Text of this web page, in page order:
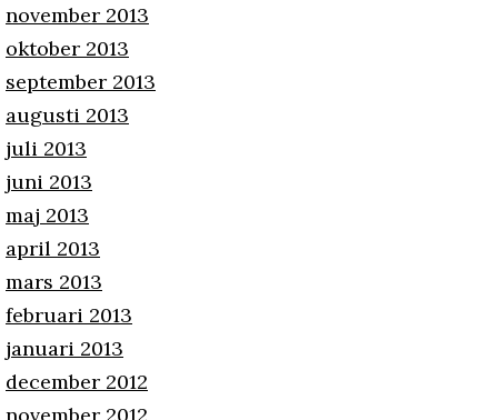
november 2013
oktober 2013
september 2013
augusti 2013
juli 2013
juni 2013
maj 2013
april 2013
mars 2013
februari 2013
januari 2013
december 2012